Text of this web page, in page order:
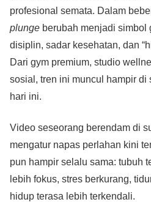
profesional semata. Dalam
plunge berubah menjadi simbol
disiplin, sadar kesehatan, dan
Dari gym premium, studio
sosial, tren ini muncul hampir di
hari ini.
Video seseorang berendam di
mengatur napas perlahan kini
pun hampir selalu sama: tubuh
lebih fokus, stres berkurang,
hidup terasa lebih terkendali.